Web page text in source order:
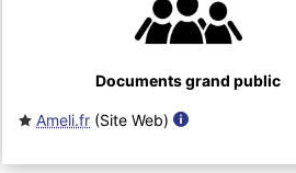
Documents grand public
Ameli.fr (Site Web)